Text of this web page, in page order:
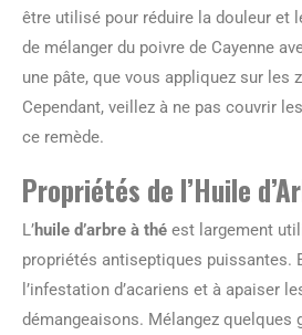
être utilisé pour réduire la douleur et
de mélanger du poivre de Cayenne
une pâte, que vous appliquez sur les
Cependant, veillez à ne pas couvrir
ce remède.
Propriétés de l’Huile
L’huile d’arbre à thé est largement
propriétés antiseptiques puissantes.
l’infestation d’acariens et à apaiser
démangeaisons. Mélangez quelques